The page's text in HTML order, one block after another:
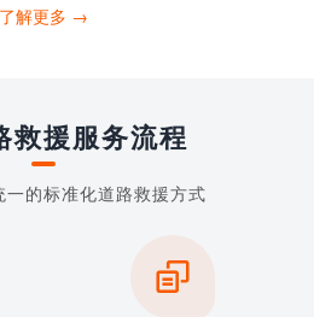
了解更多 →
救援服务流程
一的标准化道路救援方式
